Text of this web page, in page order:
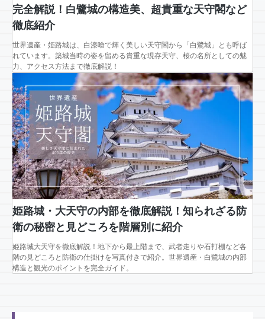
完全解説！白鷺城の構造美、超貴重な天守閣など
徹底紹介
世界遺産・姫路城は、白漆喰で輝く美しい天守閣から「白鷺城」とも呼ば
れています。築城当時の姿を留める貴重な現存天守、桜の名所としての魅
力、アクセス方法まで徹底解説！
姫路城・大天守の内部を徹底解説！知られざる防
衛の秘密と見どころを階層別に紹介
姫路城大天守を徹底解説！地下から最上階まで、武者走りや石打棚など各
階の見どころと防衛の仕掛けを写真付きで紹介。世界遺産・白鷺城の内部
構造と観光のポイントを完全ガイド。